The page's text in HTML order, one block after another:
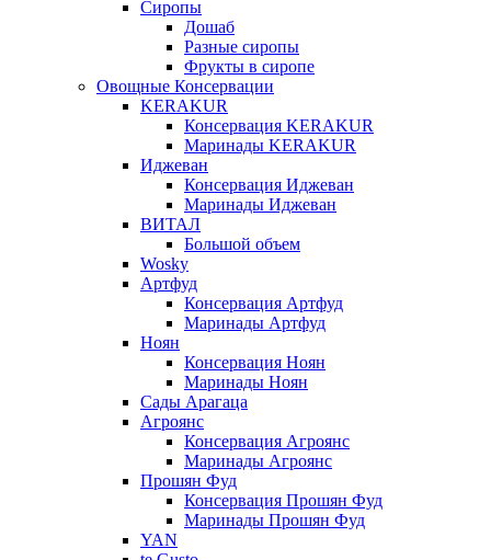
Сиропы
Дошаб
Разные сиропы
Фрукты в сиропе
Овощные Консервации
KERAKUR
Консервация KERAKUR
Маринады KERAKUR
Иджеван
Консервация Иджеван
Маринады Иджеван
ВИТАЛ
Большой объем
Wosky
Артфуд
Консервация Артфуд
Маринады Артфуд
Ноян
Консервация Ноян
Маринады Ноян
Сады Арагаца
Агроянс
Консервация Агроянс
Маринады Агроянс
Прошян Фуд
Консервация Прошян Фуд
Маринады Прошян Фуд
YAN